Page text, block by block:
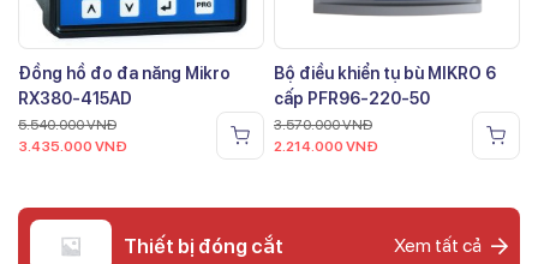
Đồng hồ đo đa năng Mikro
RX380-415AD
5.540.000VNĐ
3.435.000 VNĐ
Bộ điều khiển tụ bù MIKRO 6
cấp PFR96-220-50
3.570.000VNĐ
2.214.000 VNĐ
Thiết bị đóng cắt Xem tất cả